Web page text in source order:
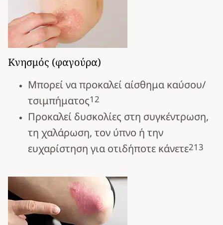
Κνησμός (φαγούρα)
Μπορεί να προκαλεί αίσθημα καύσου/
τσιμπήματος12
Προκαλεί δυσκολίες στη συγκέντρωση,
τη χαλάρωση, τον ύπνο ή την
ευχαρίστηση για οτιδήποτε κάνετε213